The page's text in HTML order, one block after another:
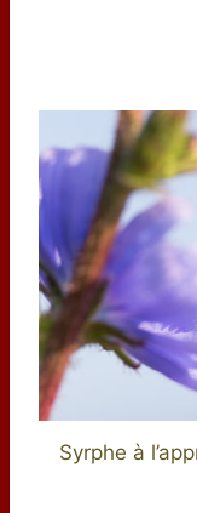
Syrphe à